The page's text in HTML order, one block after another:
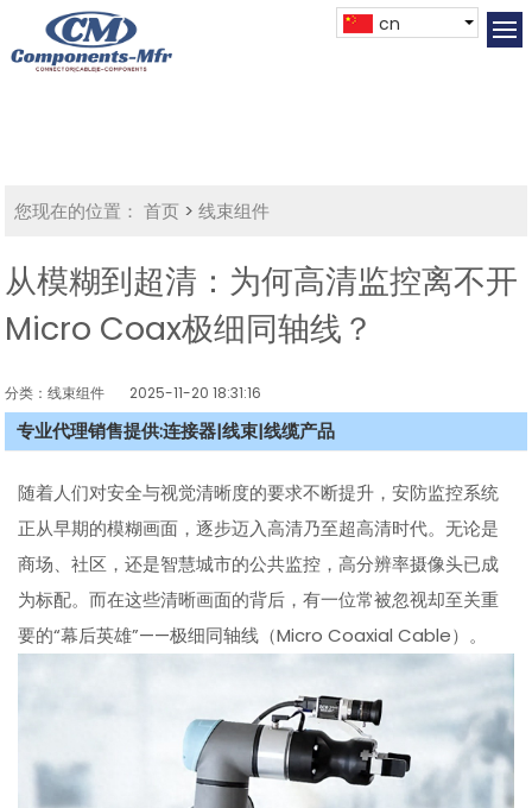
cn
您现在的位置： 首页 >线束组件
从模糊到超清：为何高清监控离不开
Micro Coax极细同轴线？
分类：线束组件 2025-11-20 18:31:16
专业代理销售提供:连接器|线束|线缆产品
随着人们对安全与视觉清晰度的要求不断提升，安防监控系统
正从早期的模糊画面，逐步迈入高清乃至超高清时代。无论是
商场、社区，还是智慧城市的公共监控，高分辨率摄像头已成
为标配。而在这些清晰画面的背后，有一位常被忽视却至关重
要的“幕后英雄”——极细同轴线（Micro Coaxial Cable）。